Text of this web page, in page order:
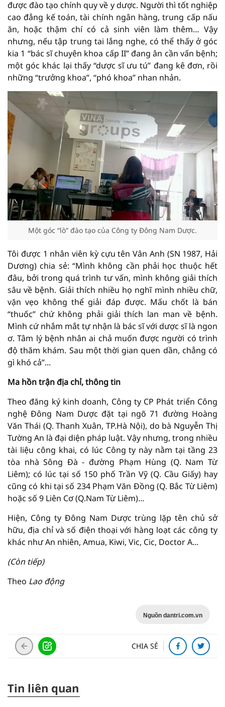
được đào tạo chính quy về y dược. Người thì tốt nghiệp
cao đẳng kế toán, tài chính ngân hàng, trung cấp nấu
ăn, hoặc thậm chí có cả sinh viên làm thêm… Vậy
nhưng, nếu tập trung tai lắng nghe, có thể thấy ở góc
kia 1 “bác sĩ chuyên khoa cấp II” đang ân cần vấn bệnh;
một góc khác lại thấy “dược sĩ ưu tú” đang kê đơn, rồi
những “trưởng khoa”, “phó khoa” nhan nhản.
Một góc “lò” đào tạo của Công ty Đông Nam Dược.
Tôi được 1 nhân viên kỳ cựu tên Vân Anh (SN 1987, Hải
Dương) chia sẻ: “Mình không cần phải học thuộc hết
đâu, bởi trong quá trình tư vấn, mình không giải thích
sâu về bệnh. Giải thích nhiều họ nghĩ mình nhiều chữ,
vặn vẹo không thể giải đáp được. Mấu chốt là bán
“thuốc” chứ không phải giải thích lan man về bệnh.
Mình cứ nhắm mắt tự nhận là bác sĩ với dược sĩ là ngon
ơ. Tâm lý bệnh nhân ai chả muốn được người có trình
độ thăm khám. Sau một thời gian quen dần, chẳng có
gì khó cả”...
Ma hồn trận địa chỉ, thông tin
Theo đăng ký kinh doanh, Công ty CP Phát triển Công
nghệ Đông Nam Dược đặt tại ngõ 71 đường Hoàng
Văn Thái (Q. Thanh Xuân, TP.Hà Nội), do bà Nguyễn Thị
Tường An là đại diện pháp luật. Vậy nhưng, trong nhiều
tài liệu công khai, có lúc Công ty này nằm tại tầng 23
tòa nhà Sông Đà - đường Phạm Hùng (Q. Nam Từ
Liêm); có lúc tại số 150 phố Trần Vỹ (Q. Cầu Giấy) hay
cũng có khi tại số 234 Phạm Văn Đồng (Q. Bắc Từ Liêm)
hoặc số 9 Liên Cơ (Q.Nam Từ Liêm)…
Hiện, Công ty Đông Nam Dược trùng lặp tên chủ sở
hữu, địa chỉ và số điện thoại với hàng loạt các công ty
khác như An nhiên, Amua, Kiwi, Vic, Cic, Doctor A...
(Còn tiếp)
Theo Lao động
Nguồn dantri.com.vn
CHIA SẺ
Tin liên quan